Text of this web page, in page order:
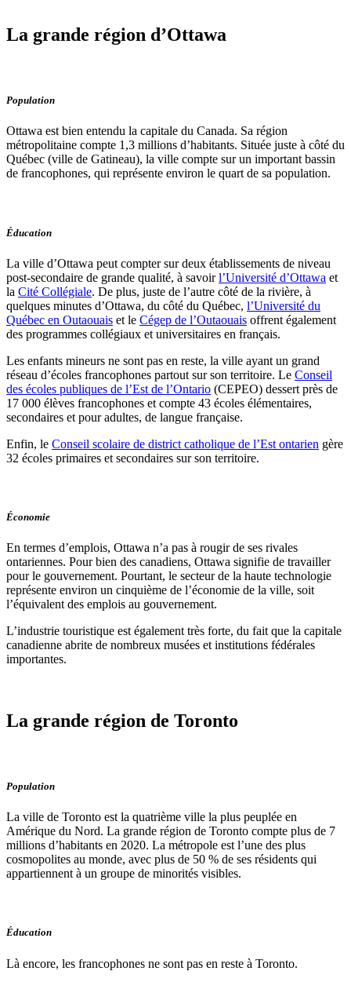
La grande région d’Ottawa
Population
Ottawa est bien entendu la capitale du Canada. Sa région
métropolitaine compte 1,3 millions d’habitants. Située juste à côté du
Québec (ville de Gatineau), la ville compte sur un important bassin
de francophones, qui représente environ le quart de sa population.
Éducation
La ville d’Ottawa peut compter sur deux établissements de niveau
post-secondaire de grande qualité, à savoirl’Université d’Ottawa et
la Cité Collégiale. De plus, juste de l’autre côté de la rivière, à
quelques minutes d’Ottawa, du côté du Québec, l’Université du
Québec en Outaouais et le Cégep de l’Outaouais offrent également
des programmes collégiaux et universitaires en français.
Les enfants mineurs ne sont pas en reste, la ville ayant un grand
réseau d’écoles francophones partout sur son territoire. Le Conseil
des écoles publiques de l’Est de l’Ontario (CEPEO) dessert près de
17 000 élèves francophones et compte 43 écoles élémentaires,
secondaires et pour adultes, de langue française.
Enfin, le Conseil scolaire de district catholique de l’Est ontarien gère
32 écoles primaires et secondaires sur son territoire.
Économie
En termes d’emplois, Ottawa n’a pas à rougir de ses rivales
ontariennes. Pour bien des canadiens, Ottawa signifie de travailler
pour le gouvernement. Pourtant, le secteur de la haute technologie
représente environ un cinquième de l’économie de la ville, soit
l’équivalent des emplois au gouvernement.
L’industrie touristique est également très forte, du fait que la capitale
canadienne abrite de nombreux musées et institutions fédérales
importantes.
La grande région de Toronto
Population
La ville de Toronto est la quatrième ville la plus peuplée en
Amérique du Nord. La grande région de Toronto compte plus de 7
millions d’habitants en 2020. La métropole est l’une des plus
cosmopolites au monde, avec plus de 50 % de ses résidents qui
appartiennent à un groupe de minorités visibles.
Éducation
Là encore, les francophones ne sont pas en reste à Toronto.